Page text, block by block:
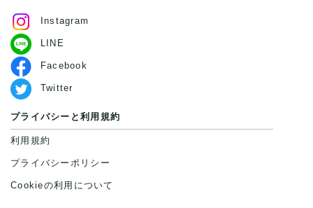
Instagram
LINE
Facebook
Twitter
プライバシーと利用規約
利用規約
プライバシーポリシー
Cookieの利用について